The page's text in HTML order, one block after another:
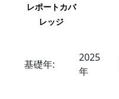
レポートカバ
レッジ
基礎年:
2025
年